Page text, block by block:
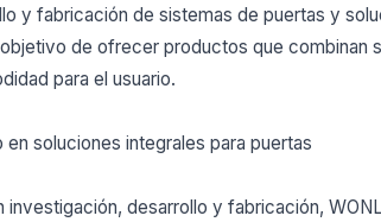
y fabricación de sistemas de puertas y
de ofrecer productos que combinan
para el usuario.
soluciones integrales para puertas
investigación, desarrollo y fabricación,